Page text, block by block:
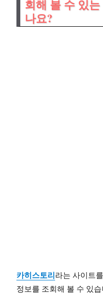
회해 볼 수 있
나요?
카히스토리라는 사이트
정보를 조회해 볼 수 있